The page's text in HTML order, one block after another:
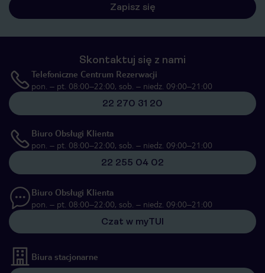
Zapisz się
Skontaktuj się z nami
Telefoniczne Centrum Rezerwacji
pon. – pt. 08:00–22:00, sob. – niedz. 09:00–21:00
22 270 31 20
Biuro Obsługi Klienta
pon. – pt. 08:00–22:00, sob. – niedz. 09:00–21:00
22 255 04 02
Biuro Obsługi Klienta
pon. – pt. 08:00–22:00, sob. – niedz. 09:00–21:00
Czat w myTUI
Biura stacjonarne